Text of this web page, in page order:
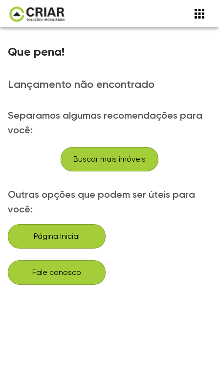
Que pena!
Lançamento não encontrado
Separamos algumas recomendações para
você:
Buscar mais imóveis
Outras opções que podem ser úteis para
você:
Página Inicial
Fale conosco